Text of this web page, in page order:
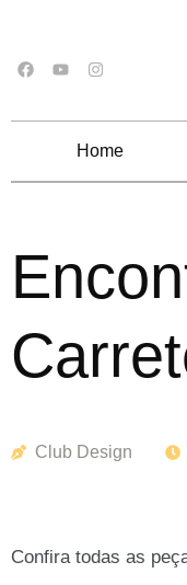
Home
Club Design
Confira todas as